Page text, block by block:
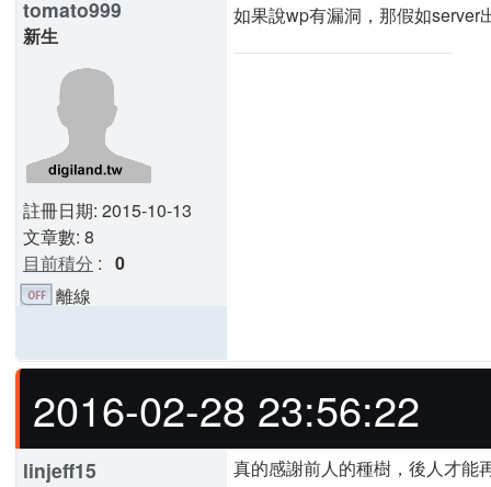
tomato999
新生
註冊日期: 2015-10-13
文章數: 8
目前積分 : 0
如果說wp有漏洞，那假如server
離線
2016-02-28 23:56:22
linjeff15 真的感謝前人的種樹，後人才能